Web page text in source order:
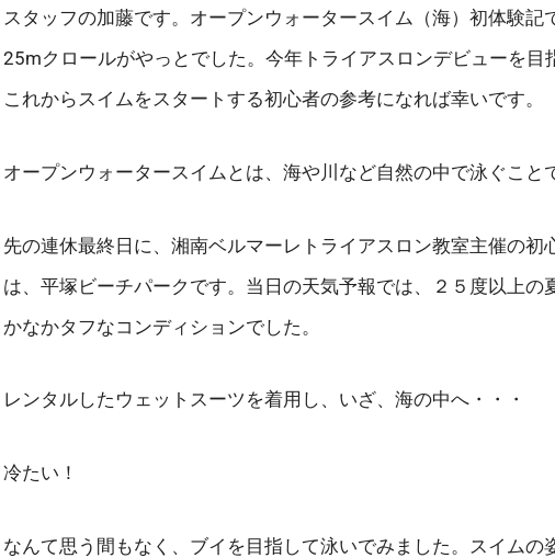
スタッフの加藤です。オープンウォータースイム（海）初体験
25mクロールがやっとでした。今年トライアスロンデビューを目
これからスイムをスタートする初心者の参考になれば幸いです。
オープンウォータースイムとは、海や川など自然の中で泳ぐこと
先の連休最終日に、湘南ベルマーレトライアスロン教室主催の
は、平塚ビーチパークです。当日の天気予報では、２５度以上
かなかタフなコンディションでした。
レンタルしたウェットスーツを着用し、いざ、海の中へ・・・
冷たい！
なんて思う間もなく、ブイを目指して泳いでみました。スイム